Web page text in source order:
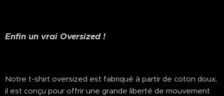
Enfin un vrai Oversized !
Notre t-shirt oversized est fabriqué à partir de coton doux,
il est conçu pour offrir une grande liberté de mouvement